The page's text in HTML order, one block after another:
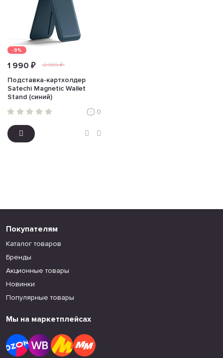
-9%
1 990 ₽ 2 189 ₽
Подставка-картхолдер
Satechi Magnetic Wallet
Stand (синий)
0
Покупателям
Каталог товаров
Бренды
Акционные товары
Новинки
Популярные товары
Мы на маркетплейсах